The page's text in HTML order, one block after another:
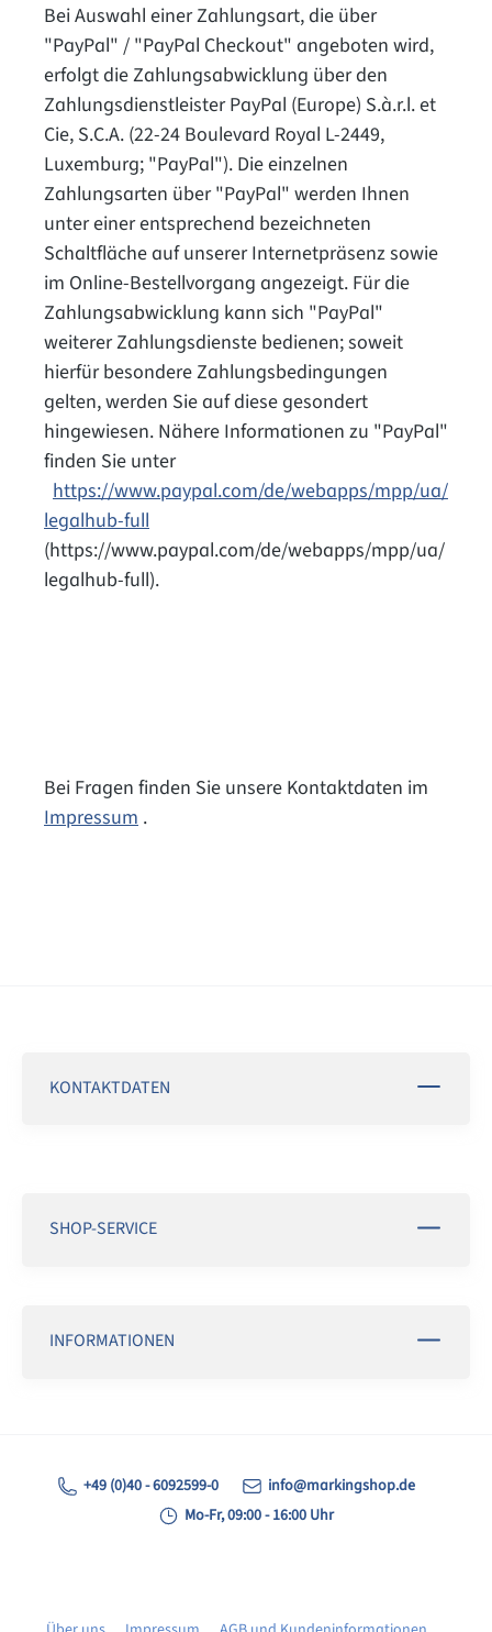
Bei Auswahl einer Zahlungsart, die über
"PayPal" / "PayPal Checkout" angeboten wird,
erfolgt die Zahlungsabwicklung über den
Zahlungsdienstleister PayPal (Europe) S.à.r.l. et
Cie, S.C.A. (22-24 Boulevard Royal L-2449,
Luxemburg; "PayPal"). Die einzelnen
Zahlungsarten über "PayPal" werden Ihnen
unter einer entsprechend bezeichneten
Schaltfläche auf unserer Internetpräsenz sowie
im Online-Bestellvorgang angezeigt. Für die
Zahlungsabwicklung kann sich "PayPal"
weiterer Zahlungsdienste bedienen; soweit
hierfür besondere Zahlungsbedingungen
gelten, werden Sie auf diese gesondert
hingewiesen. Nähere Informationen zu "PayPal"
finden Sie unter
https://www.paypal.com/de/webapps/mpp/ua/
legalhub-full
(https://www.paypal.com/de/webapps/mpp/ua/
legalhub-full).
Bei Fragen finden Sie unsere Kontaktdaten im
Impressum .
KONTAKTDATEN
SHOP-SERVICE
INFORMATIONEN
+49 (0)40 - 6092599-0
info@markingshop.de
Mo-Fr, 09:00 - 16:00 Uhr